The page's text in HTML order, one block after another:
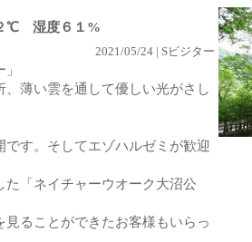
℃ 湿度６１%
2021/05/24 | Sビジター
薄い雲を通して優しい光がさし
す。そしてエゾハルゼミが歓迎
「ネイチャーウオーク大沼公
ることができたお客様もいらっ